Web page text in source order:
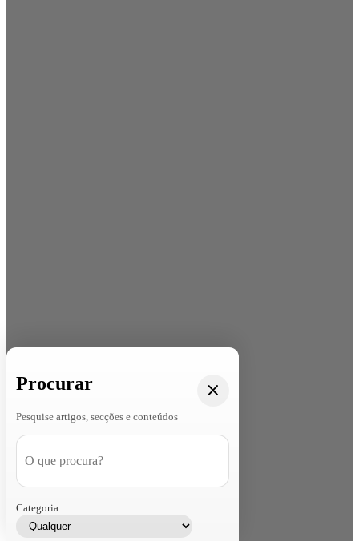
Procurar
Pesquise artigos, secções e conteúdos
Categoria: